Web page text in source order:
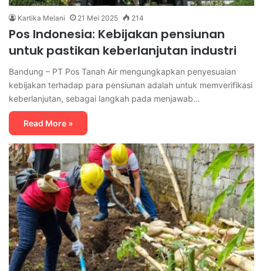
Kartika Melani 21 Mei 2025 214
Pos Indonesia: Kebijakan pensiunan
untuk pastikan keberlanjutan industri
Bandung – PT Pos Tanah Air mengungkapkan penyesuaian
kebijakan terhadap para pensiunan adalah untuk memverifikasi
keberlanjutan, sebagai langkah pada menjawab…
Read More »